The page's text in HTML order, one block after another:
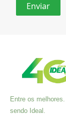
Entre os
sendo Ideal.